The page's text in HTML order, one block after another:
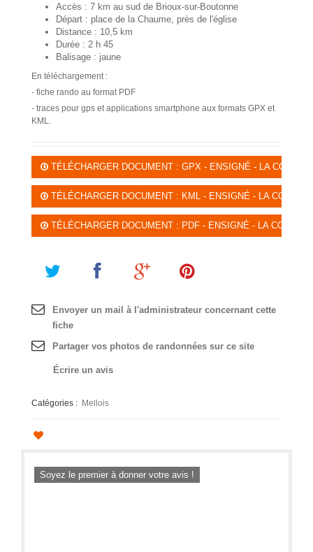
Accès : 7 km au sud de Brioux-sur-Boutonne
Départ : place de la Chaume, près de l'église
Distance : 10,5 km
Durée : 2 h 45
Balisage : jaune
En téléchargement :
- fiche rando au format PDF
- traces pour gps et applications smartphone aux formats GPX et
KML.
TÉLÉCHARGER DOCUMENT : GPX - ENSIGNÉ - LA
TÉLÉCHARGER DOCUMENT : KML - ENSIGNÉ - LA
TÉLÉCHARGER DOCUMENT : PDF - ENSIGNÉ - LA
Envoyer un mail à l'administrateur concernant cette
fiche
Partager vos photos de randonnées sur ce site
Écrire un avis
Catégories : Mellois
Soyez le premier à donner votre avis !